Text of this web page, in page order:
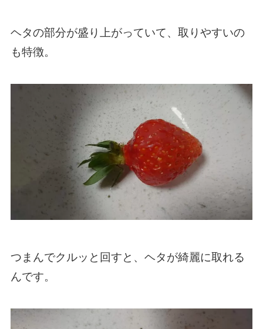
ヘタの部分が盛り上がっていて、取りやすいの
も特徴。
つまんでクルッと回すと、ヘタが綺麗に取れる
んです。